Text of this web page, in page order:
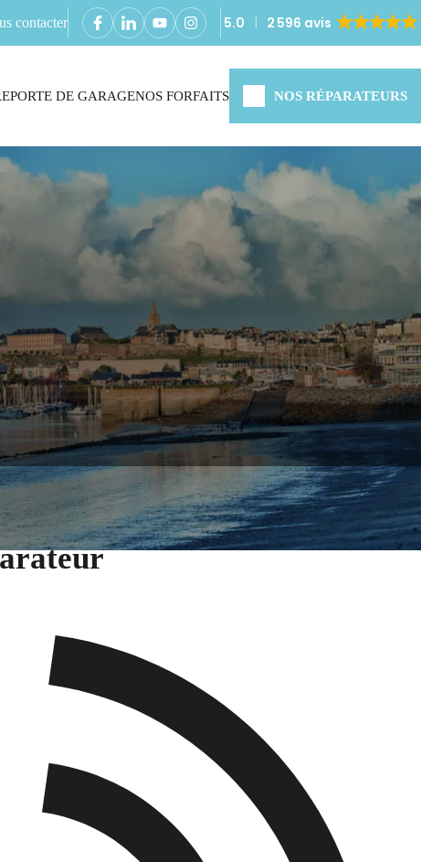
contacter 5.0 2 596 avis
PORTE DE GARAGENOS FORFAITS NOS RÉPARATEURS